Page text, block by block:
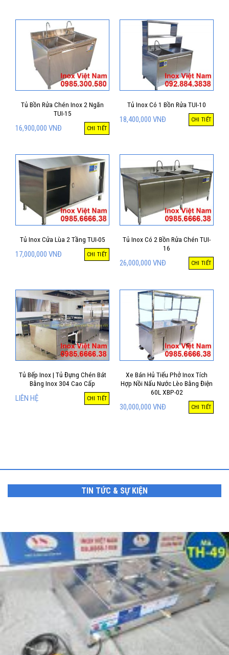
Tủ Bồn Rửa Chén Inox 2 Ngăn
TUI-15
16,900,000 VNĐ CHI TIẾT
Tủ Inox Có 1 Bồn Rửa TUI-10
18,400,000 VNĐ CHI TIẾT
Tủ Inox Cửa Lùa 2 Tầng TUI-05
17,000,000 VNĐ CHI TIẾT
Tủ Inox Có 2 Bồn Rửa Chén TUI-
16
26,000,000 VNĐ CHI TIẾT
Tủ Bếp Inox | Tủ Đựng Chén Bát
Bằng Inox 304 Cao Cấp
LIÊN HỆ CHI TIẾT
Xe Bán Hủ Tiếu Phở Inox Tích
Hợp Nồi Nấu Nước Lèo Bằng Điện
60L XBP-02
30,000,000 VNĐ CHI TIẾT
TIN TỨC & SỰ KIỆN